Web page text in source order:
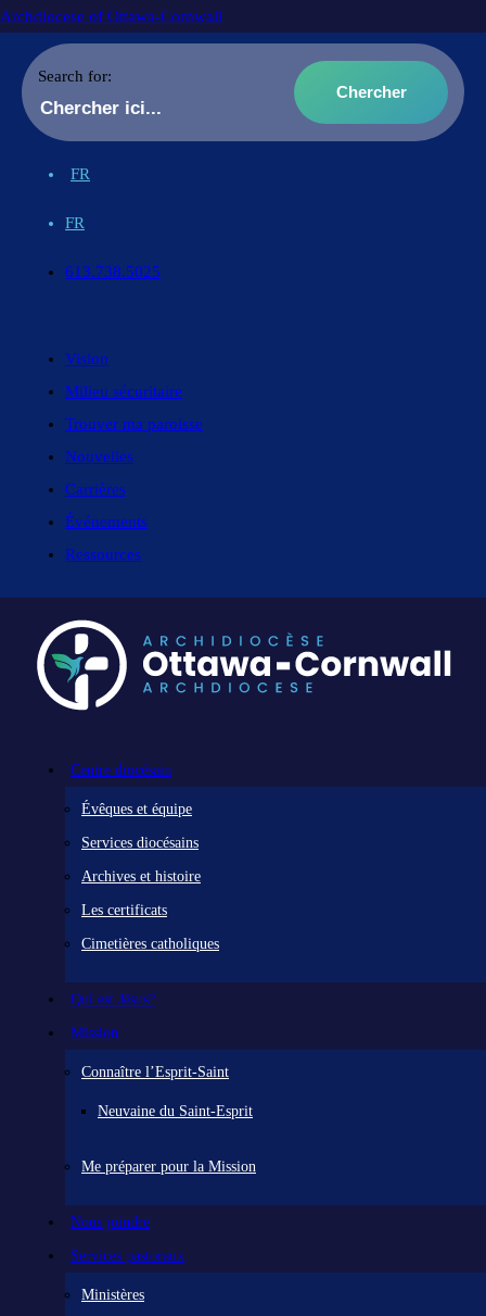
Archdiocese of Ottawa-Cornwall
Search for:
FR
FR
613.738.5025
Vision
Milieu sécuritaire
Trouver ma paroisse
Nouvelles
Carrières
Événements
Ressources
Centre diocésain
Évêques et équipe
Services diocésains
Archives et histoire
Les certificats
Cimetières catholiques
Qui est Jésus?
Mission
Connaître l’Esprit-Saint
Neuvaine du Saint-Esprit
Me préparer pour la Mission
Nous joindre
Services pastoraux
Ministères